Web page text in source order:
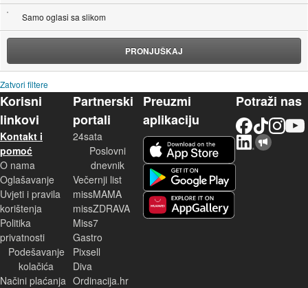
Samo oglasi sa slikom
PRONJUŠKAJ
Zatvori filtere
Korisni
linkovi
Kontakt i
pomoć
O nama
Oglašavanje
Uvjeti i pravila
korištenja
Politika
privatnosti
Podešavanje
kolačića
Načini plaćanja
Partnerski
portali
24sata
Poslovni
dnevnik
Večernji list
missMAMA
missZDRAVA
Miss7
Gastro
Pixsell
Diva
Ordinacija.hr
Preuzmi
aplikaciju
Potraži nas